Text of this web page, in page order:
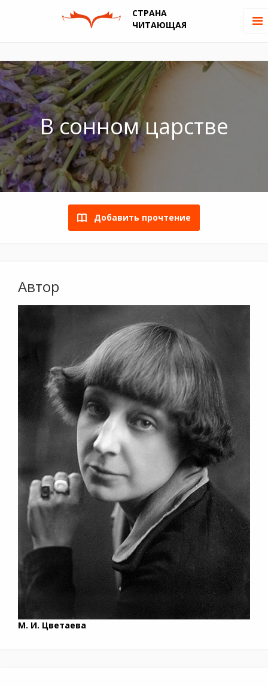
СТРАНА
ЧИТАЮЩАЯ
В сонном царстве
Добавить прочтение
Автор
М. И. Цветаева